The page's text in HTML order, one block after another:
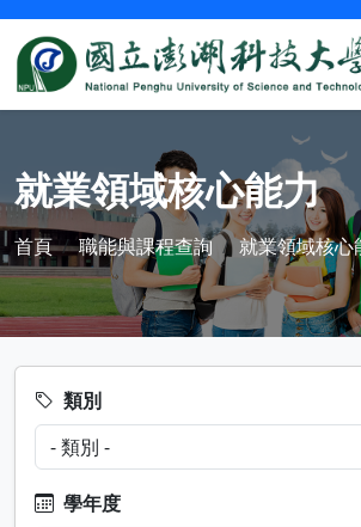
就業領域核心能力
首頁 職能與課程查詢 就業領域核心
類別
學年度